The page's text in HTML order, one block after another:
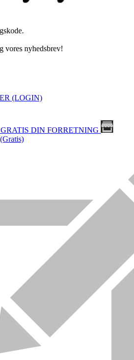
vores nyhedsbrev!
(LOGIN)
DIN FORRETNING